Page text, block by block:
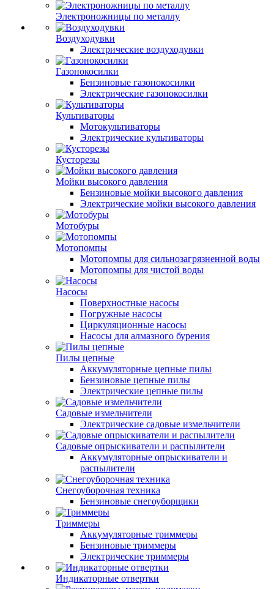
Электроножницы по металлу
Воздуходувки
Электрические воздуходувки
Газонокосилки
Бензиновые газонокосилки
Электрические газонокосилки
Культиваторы
Мотокультиваторы
Электрические культиваторы
Кусторезы
Мойки высокого давления
Бензиновые мойки высокого давления
Электрические мойки высокого давления
Мотобуры
Мотопомпы
Мотопомпы для сильнозагрязненной воды
Мотопомпы для чистой воды
Насосы
Поверхностные насосы
Погружные насосы
Циркуляционные насосы
Насосы для алмазного бурения
Пилы цепные
Аккумуляторные цепные пилы
Бензиновые цепные пилы
Электрические цепные пилы
Садовые измельчители
Электрические садовые измельчители
Садовые опрыскиватели и распылители
Аккумуляторные опрыскиватели и
распылители
Снегоуборочная техника
Бензиновые снегоуборщики
Триммеры
Аккумуляторные триммеры
Бензиновые триммеры
Электрические триммеры
Индикаторные отвертки